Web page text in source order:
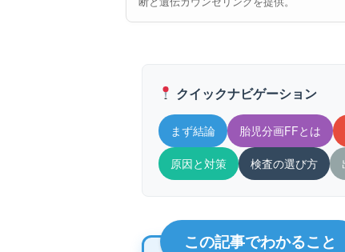
クイックナビゲーション
まず結論 胎児分画FFとは
原因と対策 検査の選び方
この記事でわかること